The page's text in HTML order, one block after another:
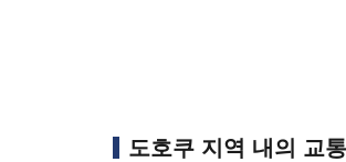
도호쿠 지역 내의 교